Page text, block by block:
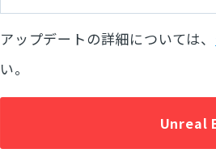
アップデートの詳細については、
い。
Unreal